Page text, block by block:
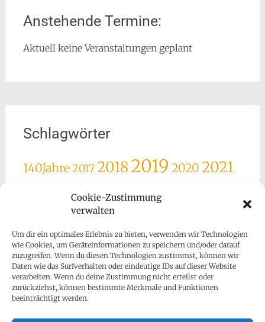
Cookie-Zustimmung
verwalten
Um dir ein optimales Erlebnis zu bieten, verwenden wir Technologien
wie Cookies, um Geräteinformationen zu speichern und/oder darauf
zuzugreifen. Wenn du diesen Technologien zustimmst, können wir
Daten wie das Surfverhalten oder eindeutige IDs auf dieser Website
verarbeiten. Wenn du deine Zustimmung nicht erteilst oder
zurückziehst, können bestimmte Merkmale und Funktionen
beeinträchtigt werden.
Anstehende Termine:
Aktuell keine Veranstaltungen geplant
Schlagwörter
140Jahre2017 20182019 2020 2021
2023 2024 2025
Ausrückung Besuch
MitgliederNachruf Neujahr Obfrau
Ostern Presse Silvester Sonnhang Spende Spenden
Sponsoring Umzug Weihnachten